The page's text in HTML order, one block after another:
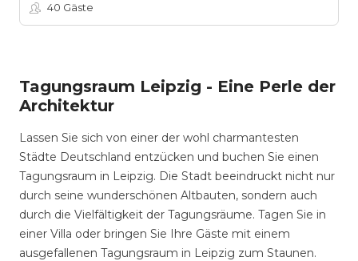
40 Gäste
Tagungsraum Leipzig - Eine Perle der
Architektur
Lassen Sie sich von einer der wohl charmantesten
Städte Deutschland entzücken und buchen Sie einen
Tagungsraum in Leipzig. Die Stadt beeindruckt nicht nur
durch seine wunderschönen Altbauten, sondern auch
durch die Vielfältigkeit der Tagungsräume. Tagen Sie in
einer Villa oder bringen Sie Ihre Gäste mit einem
ausgefallenen Tagungsraum in Leipzig zum Staunen.